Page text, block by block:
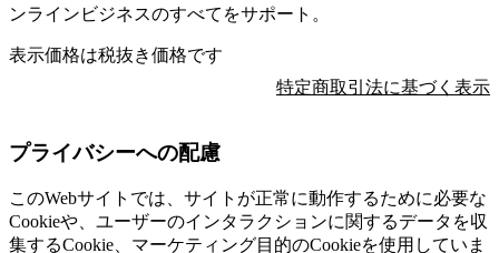
ンラインビジネスのすべてをサポート。
表示価格は税抜き価格です
特定商取引法に基づく表示
プライバシーへの配慮
このWebサイトでは、サイトが正常に動作するために必要な
Cookieや、ユーザーのインタラクションに関するデータを収
集するCookie、マーケティング目的のCookieを使用していま